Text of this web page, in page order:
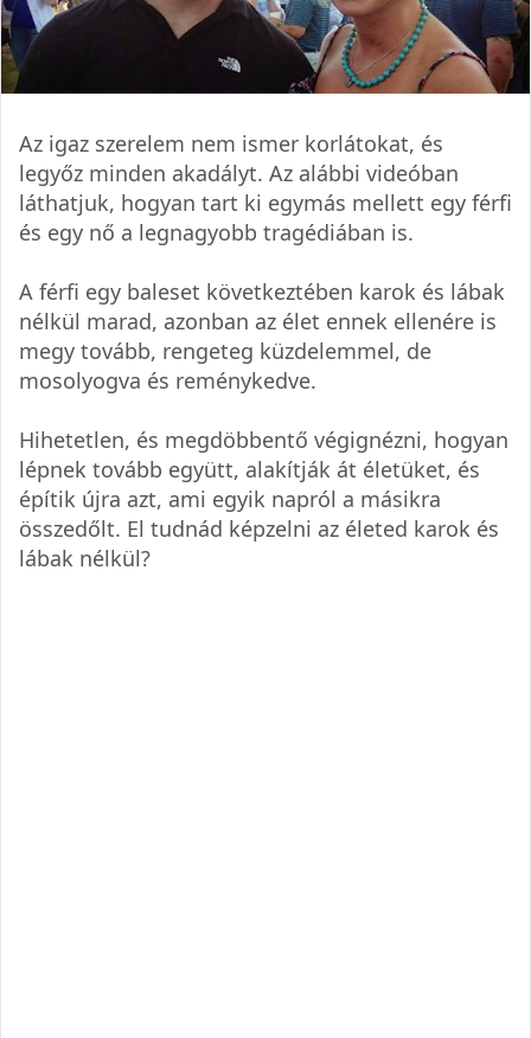
Az igaz szerelem nem ismer korlátokat, és
legyőz minden akadályt. Az alábbi videóban
láthatjuk, hogyan tart ki egymás mellett egy férfi
és egy nő a legnagyobb tragédiában is.
A férfi egy baleset következtében karok és lábak
nélkül marad, azonban az élet ennek ellenére is
megy tovább, rengeteg küzdelemmel, de
mosolyogva és reménykedve.
Hihetetlen, és megdöbbentő végignézni, hogyan
lépnek tovább együtt, alakítják át életüket, és
építik újra azt, ami egyik napról a másikra
összedőlt. El tudnád képzelni az életed karok és
lábak nélkül?